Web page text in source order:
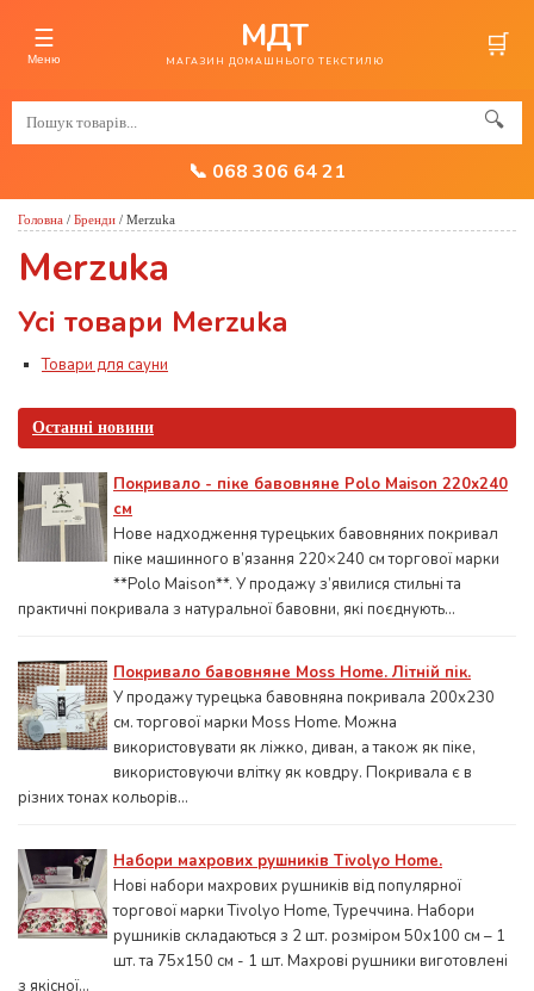
☰
Меню
МДТ
МАГАЗИН ДОМАШНЬОГО ТЕКСТИЛЮ 🛒
🔍
📞 068 306 64 21
Останні новини
Покривало - піке бавовняне Polo Maison 220х240
см
Нове надходження турецьких бавовняних покривал
піке машинного в’язання 220×240 см торгової марки
**Polo Maison**. У продажу з’явилися стильні та
практичні покривала з натуральної бавовни, які поєднують...
Покривало бавовняне Moss Home. Літній пік.
У продажу турецька бавовняна покривала 200x230
см. торгової марки Moss Home. Можна
використовувати як ліжко, диван, а також як піке,
використовуючи влітку як ковдру. Покривала є в
різних тонах кольорів...
Набори махрових рушників Tivolyo Home.
Нові набори махрових рушників від популярної
торгової марки Tivolyo Home, Туреччина. Набори
рушників складаються з 2 шт. розміром 50x100 см – 1
шт. та 75х150 см - 1 шт. Махрові рушники виготовлені
з якісної...
Головна / Бренди / Merzuka
Merzuka
Усі товари Merzuka
Товари для сауни